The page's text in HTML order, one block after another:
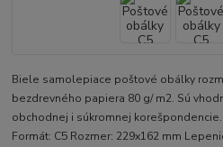
Biele samolepiace poštové obálky
bezdrevného papiera 80 g/ m2. Sú
obchodnej i súkromnej
Formát: C5 Rozmer: 229x162 mm